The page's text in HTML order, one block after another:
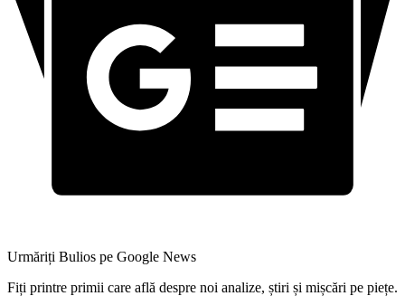
Urmăriți Bulios pe Google News
Fiți printre primii care află despre noi analize, știri și mișcări pe piețe.